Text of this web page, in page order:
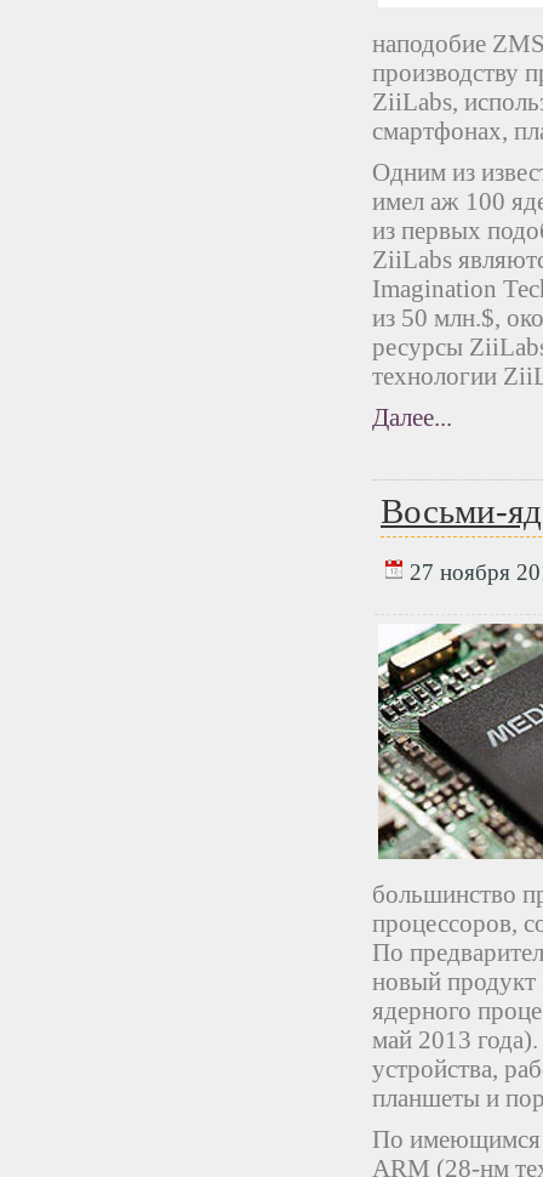
наподобие
производству
ZiiLabs,
смартфонах,
Одним из
имел аж 100
из первых
ZiiLabs
Imagination
из 50 млн.$,
ресурсы
технологии
Далее...
Восьми-
27 ноября
большинство
процессоров,
По
новый продукт
ядерного
май 2013
устройства,
планшеты и
По имеющимся
ARM (28-нм